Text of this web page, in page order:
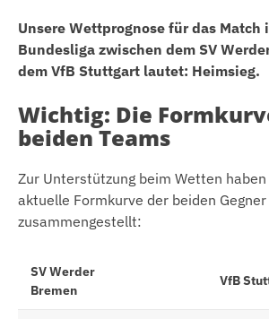
Unsere Wettprognose für das Match
Bundesliga zwischen dem SV
dem VfB Stuttgart lautet: Heimsieg.
Wichtig: Die
beiden Teams
Zur Unterstützung beim Wetten
aktuelle Formkurve der beiden Gegner
zusammengestellt:
SV Werder
Bremen
VfB